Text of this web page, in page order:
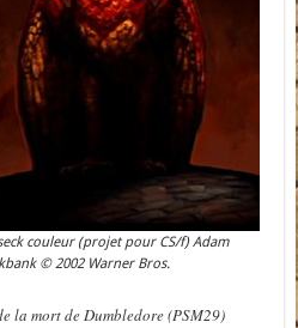
couleur (projet pour CS/f) Adam
© 2002 Warner Bros.
la mort de Dumbledore (PSM29)